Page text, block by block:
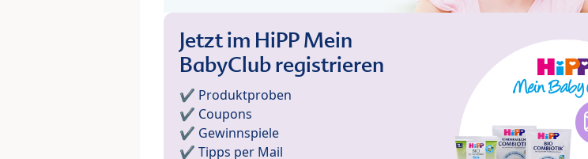
Jetzt im HiPP Mein
BabyClub registrieren
✔️ Produktproben
✔️ Coupons
✔️ Gewinnspiele
✔️ Tipps per Mail